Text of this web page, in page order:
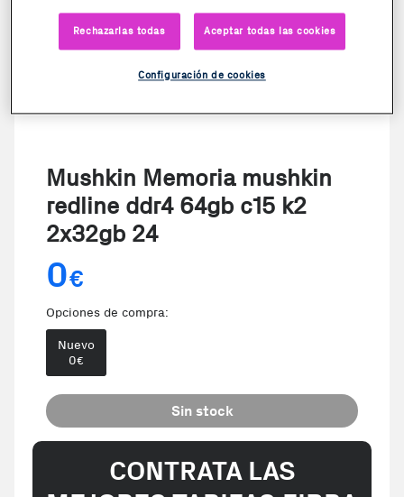
Mushkin Memoria mushkin
redline ddr4 64gb c15 k2
2x32gb 24
0€
Opciones de compra:
Nuevo
0€
Sin stock
CONTRATA LAS
Rechazarlas todas Aceptar todas las cookies
Configuración de cookies